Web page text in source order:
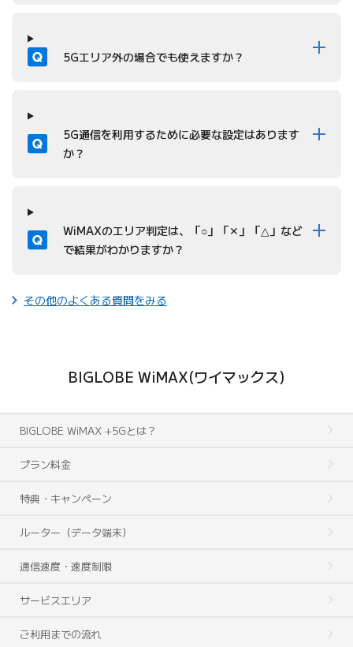
質問 5Gエリア外の場合でも使えますか？
質問
5G通信を利用するために必要な設定はあります
か？
質問
WiMAXのエリア判定は、「○」「✕」「△」など
で結果がわかりますか？
その他のよくある質問をみる
BIGLOBE WiMAX(ワイマックス)
BIGLOBE WiMAX +5Gとは？
プラン料金
特典・キャンペーン
ルーター（データ端末）
通信速度・速度制限
サービスエリア
ご利用までの流れ